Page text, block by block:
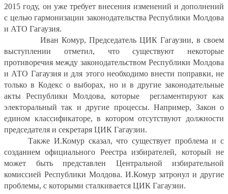
2015 году, он уже требует внесения изменений и дополнений
с целью гармонизации законодательства Республики Молдова
и АТО Гагаузия.
Иван Комур, Председатель ЦИК Гагаузии, в своем
выступлении отметил, что существуют некоторые
противоречия между законодательством Республики Молдова
и АТО Гагаузия и для этого необходимовнести поправки, не
только в Кодекс о выборах, но и в другие законодательные
акты Республики Молдова, которые
регламентируют как
электоральный так и другие процессы. Например, Закон о
едином классификаторе, в котором отсутствуют должности
председателя и секретаря ЦИК Гагаузии.
Также И.Комур сказал, что существует проблема и с
созданием официального Реестра избирателей, который не
может быть представлен Центральной избирательной
комиссией Республики Молдова. И.Комур затронул и другие
проблемы, с которыми сталкивается ЦИК Гагаузии.